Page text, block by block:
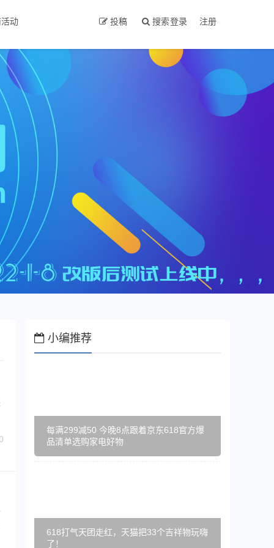
动 投稿 搜索登录 注册
小编推荐
每满299减50 今晚8点跟着京东618官方爆
品清单选购家电好物
618打气天团走红，天猫把33个吉祥物玩嗨
了！